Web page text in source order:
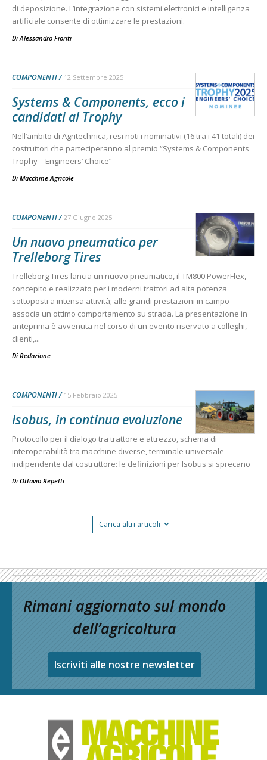
di deposizione. L’integrazione con sistemi elettronici e intelligenza
artificiale consente di ottimizzare le prestazioni.
Di Alessandro Fioriti
COMPONENTI 12 Settembre 2025
Systems & Components, ecco i
candidati al Trophy
Nell’ambito di Agritechnica, resi noti i nominativi (16 tra i 41 totali) dei
costruttori che parteciperanno al premio “Systems & Components
Trophy – Engineers’ Choice”
Di Macchine Agricole
COMPONENTI 27 Giugno 2025
Un nuovo pneumatico per
Trelleborg Tires
Trelleborg Tires lancia un nuovo pneumatico, il TM800 PowerFlex,
concepito e realizzato per i moderni trattori ad alta potenza
sottoposti a intensa attività; alle grandi prestazioni in campo
associa un ottimo comportamento su strada. La presentazione in
anteprima è avvenuta nel corso di un evento riservato a colleghi,
clienti,...
Di Redazione
COMPONENTI 15 Febbraio 2025
Isobus, in continua evoluzione
Protocollo per il dialogo tra trattore e attrezzo, schema di
interoperabilità tra macchine diverse, terminale universale
indipendente dal costruttore: le definizioni per Isobus si sprecano
Di Ottavio Repetti
Carica altri articoli
Rimani aggiornato sul mondo
dell’agricoltura
Iscriviti alle nostre newsletter